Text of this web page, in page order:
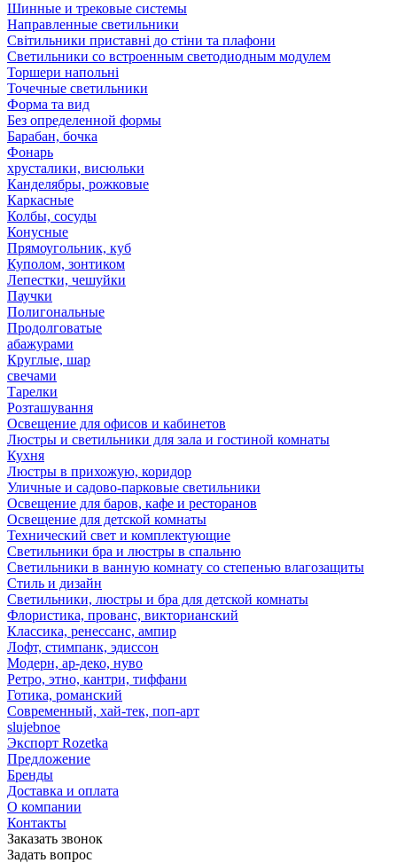
Шинные и трековые системы
Направленные светильники
Світильники приставні до стіни та плафони
Светильники со встроенным светодиодным модулем
Торшери напольні
Точечные светильники
Форма та вид
Без определенной формы
Барабан, бочка
Фонарь
хрусталики, висюльки
Канделябры, рожковые
Каркасные
Колбы, сосуды
Конусные
Прямоугольник, куб
Куполом, зонтиком
Лепестки, чешуйки
Паучки
Полигональные
Продолговатые
абажурами
Круглые, шар
свечами
Тарелки
Розташування
Освещение для офисов и кабинетов
Люстры и светильники для зала и гостиной комнаты
Кухня
Люстры в прихожую, коридор
Уличные и садово-парковые светильники
Освещение для баров, кафе и ресторанов
Освещение для детской комнаты
Технический свет и комплектующие
Светильники бра и люстры в спальню
Светильники в ванную комнату со степенью влагозащиты
Стиль и дизайн
Светильники, люстры и бра для детской комнаты
Флористика, прованс, викторианский
Классика, ренессанс, ампир
Лофт, стимпанк, эдиссон
Модерн, ар-деко, нуво
Ретро, этно, кантри, тиффани
Готика, романский
Современный, хай-тек, поп-арт
slujebnoe
Экспорт Rozetka
Предложение
Бренды
Доставка и оплата
О компании
Контакты
Заказать звонок
Задать вопрос